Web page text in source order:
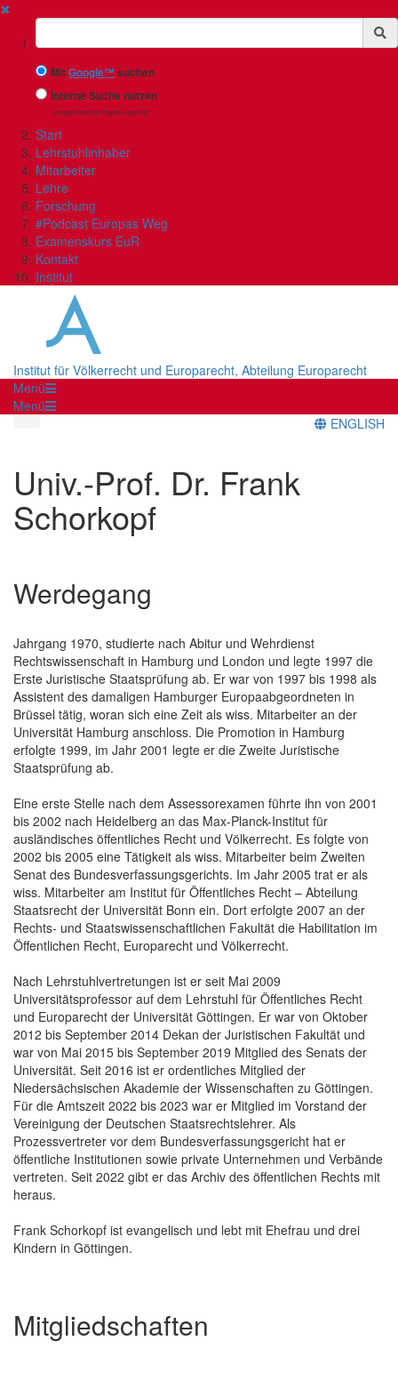
✖
Suchbegriff
MitGoogle™suchen
Interne Suche nutzen
(eingeschränkte Ergebnisqualität)
Start
Lehrstuhlinhaber
Mitarbeiter
Lehre
Forschung
#Podcast Europas Weg
Examenskurs EuR
Kontakt
Institut
Institut für Völkerrecht und Europarecht, Abteilung Europarecht
Menü
Menü
ENGLISH
Univ.-Prof. Dr. Frank
Schorkopf
Werdegang
Jahrgang 1970, studierte nach Abitur und Wehrdienst
Rechtswissenschaft in Hamburg und London und legte 1997 die
Erste Juristische Staatsprüfung ab. Er war von 1997 bis 1998 als
Assistent des damaligen Hamburger Europaabgeordneten in
Brüssel tätig, woran sich eine Zeit als wiss. Mitarbeiter an der
Universität Hamburg anschloss. Die Promotion in Hamburg
erfolgte 1999, im Jahr 2001 legte er die Zweite Juristische
Staatsprüfung ab.
Eine erste Stelle nach dem Assessorexamen führte ihn von 2001
bis 2002 nach Heidelberg an das Max-Planck-Institut für
ausländisches öffentliches Recht und Völkerrecht. Es folgte von
2002 bis 2005 eine Tätigkeit als wiss. Mitarbeiter beim Zweiten
Senat des Bundesverfassungsgerichts. Im Jahr 2005 trat er als
wiss. Mitarbeiter am Institut für Öffentliches Recht – Abteilung
Staatsrecht der Universität Bonn ein. Dort erfolgte 2007 an der
Rechts- und Staatswissenschaftlichen Fakultät die Habilitation im
Öffentlichen Recht, Europarecht und Völkerrecht.
Nach Lehrstuhlvertretungen ist er seit Mai 2009
Universitätsprofessor auf dem Lehrstuhl für Öffentliches Recht
und Europarecht der Universität Göttingen. Er war von Oktober
2012 bis September 2014 Dekan der Juristischen Fakultät und
war von Mai 2015 bis September 2019 Mitglied des Senats der
Universität. Seit 2016 ist er ordentliches Mitglied der
Niedersächsischen Akademie der Wissenschaften zu Göttingen.
Für die Amtszeit 2022 bis 2023 war er Mitglied im Vorstand der
Vereinigung der Deutschen Staatsrechtslehrer. Als
Prozessvertreter vor dem Bundesverfassungsgericht hat er
öffentliche Institutionen sowie private Unternehmen und Verbände
vertreten. Seit 2022 gibt er das Archiv des öffentlichen Rechts mit
heraus.
Frank Schorkopf ist evangelisch und lebt mit Ehefrau und drei
Kindern in Göttingen.
Mitgliedschaften